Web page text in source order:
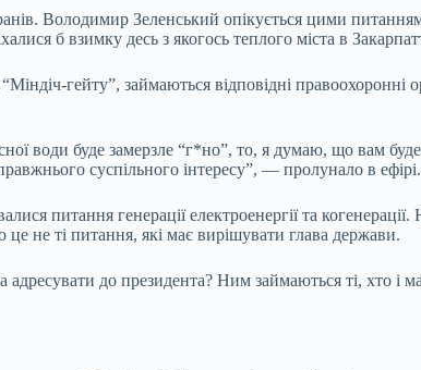
Володимир Зеленський опікується цими
б взимку десь з якогось теплого міста в
гейту”, займаються відповідні
води буде замерзле “г*но”, то, я думаю, що вам
суспільного інтересу”, — пролунало в ефірі.
питання генерації електроенергії та
не ті питання, які має вирішувати глава держави.
адресувати до президента? Ним займаються ті,